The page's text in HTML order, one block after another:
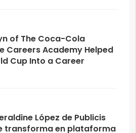
of The Coca-Cola
Careers Academy Helped
Cup Into a Career
López de Publicis
transforma en plataforma